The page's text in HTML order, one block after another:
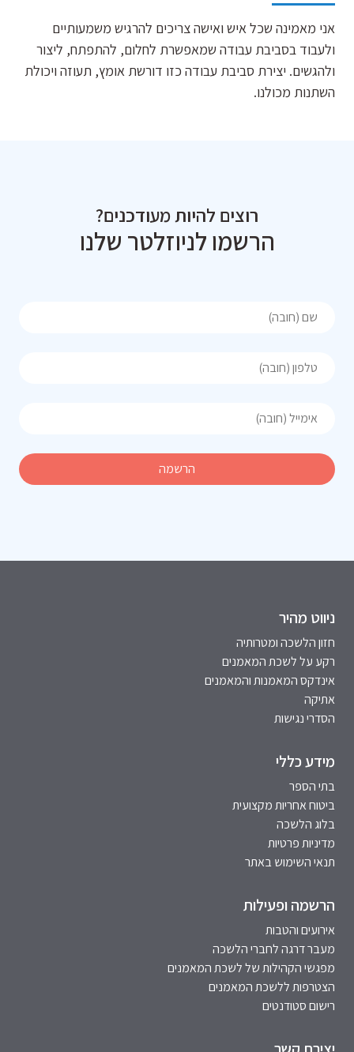
אני מאמינה שכל איש ואישה צריכים להרגיש משמעותיים
ולעבוד בסביבת עבודה שמאפשרת לחלום, להתפתח, ליצור
ולהגשים. יצירת סביבת עבודה כזו דורשת אומץ, תעוזה ויכולת
השתנות מכולנו.
רוצים להיות מעודכנים?
הרשמו לניוזלטר שלנו
ניווט מהיר
חזון הלשכה ומטרותיה
רקע על לשכת המאמנים
אינדקס המאמנות והמאמנים
אתיקה
הסדרי נגישות
מידע כללי
בתי הספר
ביטוח אחריות מקצועית
בלוג הלשכה
מדיניות פרטיות
תנאי השימוש באתר
הרשמה ופעילות
אירועים והטבות
מעבר דרגה לחברי הלשכה
מפגשי הקהילות של לשכת המאמנים
הצטרפות ללשכת המאמנים
רישום סטודנטים